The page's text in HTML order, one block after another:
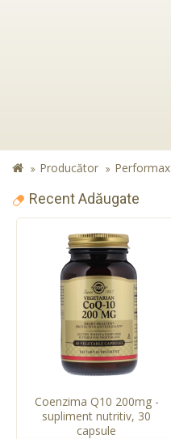
Producător Performax
Recent Adăugate
Coenzima Q10 200mg -
supliment nutritiv, 30
capsule